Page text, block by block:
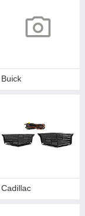
Buick
Cadillac